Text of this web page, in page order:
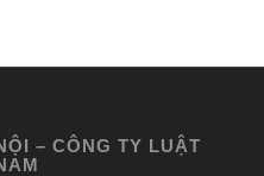
– CÔNG TY LUẬT